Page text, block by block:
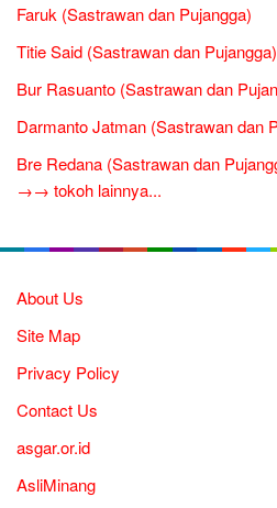
Faruk (Sastrawan dan Pujangga)
Titie Said (Sastrawan dan Pujangga)
Bur Rasuanto (Sastrawan dan
Darmanto Jatman (Sastrawan dan
Bre Redana (Sastrawan dan
→→ tokoh lainnya...
About Us
Site Map
Privacy Policy
Contact Us
asgar.or.id
AsliMinang